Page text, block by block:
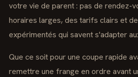
votre vie de parent : pas de rendez-
horaires larges, des tarifs clairs et
expérimentés qui savent s'adapter
Que ce soit pour une coupe rapide
remettre une frange en ordre avant